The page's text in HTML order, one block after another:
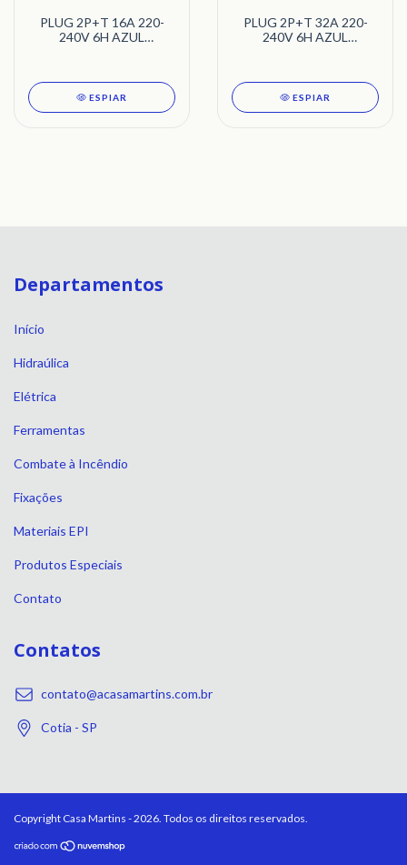
PLUG 2P+T 16A 220-
240V 6H AZUL
ESPIAR
PLUG 2P+T 32A 220-
240V 6H AZUL
ESPIAR
Departamentos
Início
Hidraúlica
Elétrica
Ferramentas
Combate à Incêndio
Fixações
Materiais EPI
Produtos Especiais
Contato
Contatos
contato@acasamartins.com.br
Cotia - SP
Copyright Casa Martins - 2026. Todos os direitos reservados.